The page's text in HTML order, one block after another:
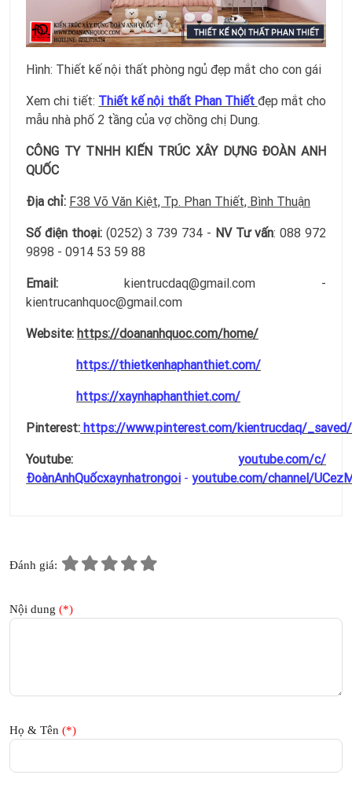
Hình: Thiết kế nội thất phòng ngủ đẹp mắt cho con gái
Xem chi tiết: Thiết kế nội thất Phan Thiết đẹp mắt cho
mẫu nhà phố 2 tầng của vợ chồng chị Dung.
CÔNG TY TNHH KIẾN TRÚC XÂY DỰNG ĐOÀN ANH
QUỐC
Địa chỉ: F38 Võ Văn Kiệt, Tp. Phan Thiết, Bình Thuận
Số điện thoại:(0252) 3 739 734 - NV Tư vấn: 088 972
9898 - 0914 53 59 88
Email: kientrucdaq@gmail.com -
kientrucanhquoc@gmail.com
Website: https://doananhquoc.com/home/
https://thietkenhaphanthiet.com/
https://xaynhaphanthiet.com/
Pinterest: https://www.pinterest.com/kientrucdaq/_saved/
Youtube: youtube.com/c/
ĐoànAnhQuốcxaynhatrongoi - youtube.com/channel/
Đánh giá:
Nội dung (*)
Họ & Tên (*)